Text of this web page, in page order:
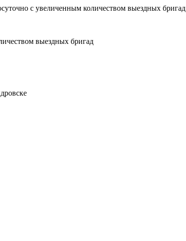
с увеличенным количеством выездных бригад
выездных бригад